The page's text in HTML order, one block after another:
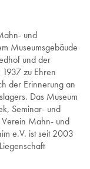
und
Museumsgebäude
und der
zu Ehren
der Erinnerung an
Das Museum
Seminar- und
Verein Mahn- und
e.V. ist seit 2003